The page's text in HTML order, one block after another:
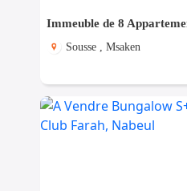
Sousse , Msaken